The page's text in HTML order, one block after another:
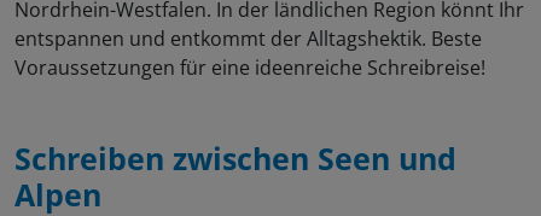
Nordrhein-Westfalen. In der ländlichen Region könnt Ihr
entspannen und entkommt der Alltagshektik. Beste
Voraussetzungen für eine ideenreiche Schreibreise!
Schreiben zwischen Seen und
Alpen